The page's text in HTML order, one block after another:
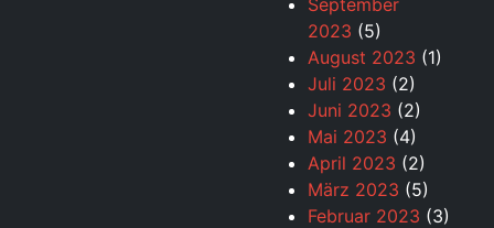
September
2023 (5)
August 2023 (1)
Juli 2023 (2)
Juni 2023 (2)
Mai 2023 (4)
April 2023 (2)
März 2023 (5)
Februar 2023 (3)